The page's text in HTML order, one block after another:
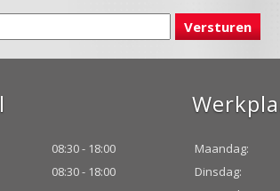
08:30 - 18:00
08:30 - 18:00
Maandag:
Dinsdag: